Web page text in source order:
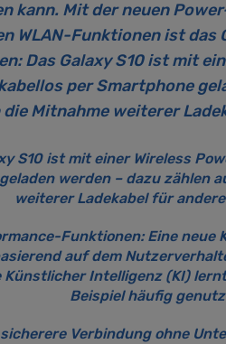
kann. Mit der neuen
WLAN-Funktionen ist
Das Galaxy S10 ist mit
per Smartphone
Mitnahme weiterer
S10 ist mit einer Wireless
werden – dazu zählen
weiterer Ladekabel für
Funktionen:Eine neue
auf dem
Intelligenz (KI)
Beispiel häufig
Verbindung ohne